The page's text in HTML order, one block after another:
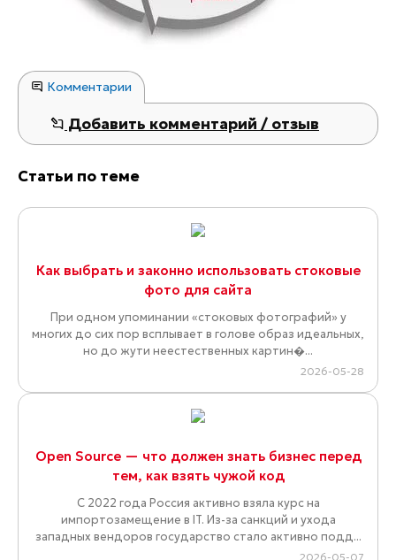
Комментарии
Добавить комментарий / отзыв
Статьи по теме
Как выбрать и законно использовать стоковые
фото для сайта
При одном упоминании «стоковых фотографий» у
многих до сих пор всплывает в голове образ идеальных,
но до жути неестественных картин�...
2026-05-28
Open Source — что должен знать бизнес перед
тем, как взять чужой код
С 2022 года Россия активно взяла курс на
импортозамещение в IT. Из-за санкций и ухода
западных вендоров государство стало активно подд...
2026-05-07